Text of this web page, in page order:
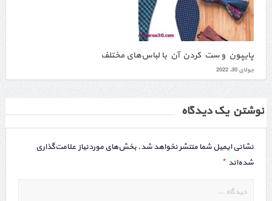
پایپون و ست کردن آن با لباس‌های مختلف
جولای 30, 2022
نوشتن یک دیدگاه
نشانی ایمیل شما منتشر نخواهد شد. بخش‌های موردنیاز علامت‌گذاری
شده‌اند *